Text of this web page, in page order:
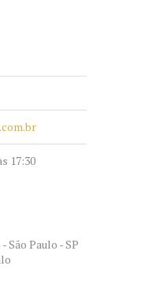
17:30
São Paulo - SP